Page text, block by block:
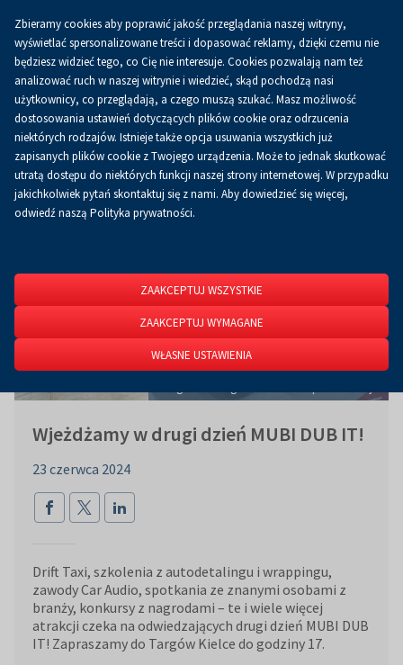
0.00 złKoszykPL
Strona główna O firmie Aktualności
Aktualności
Wjeżdżamy w drugi dzień MUBI DUB IT!
23 czerwca 2024
Drift Taxi, szkolenia z autodetalingu i wrappingu,
zawody Car Audio, spotkania ze znanymi osobami z
branży, konkursy z nagrodami – te i wiele więcej
atrakcji czeka na odwiedzających drugi dzień MUBI DUB
IT! Zapraszamy do Targów Kielce do godziny 17.
Zbieramy cookies aby poprawić jakość przeglądania naszej witryny,
wyświetlać spersonalizowane treści i dopasować reklamy, dzięki czemu nie
będziesz widzieć tego, co Cię nie interesuje. Cookies pozwalają nam też
analizować ruch w naszej witrynie i wiedzieć, skąd pochodzą nasi
użytkownicy, co przeglądają, a czego muszą szukać. Masz możliwość
dostosowania ustawień dotyczących plików cookie oraz odrzucenia
niektórych rodzajów. Istnieje także opcja usuwania wszystkich już
zapisanych plików cookie z Twojego urządzenia. Może to jednak skutkować
utratą dostępu do niektórych funkcji naszej strony internetowej. W przypadku
jakichkolwiek pytań skontaktuj się z nami. Aby dowiedzieć się więcej,
odwiedź naszą Polityka prywatności.
ZAAKCEPTUJ WSZYSTKIE
ZAAKCEPTUJ WYMAGANE
WŁASNE USTAWIENIA